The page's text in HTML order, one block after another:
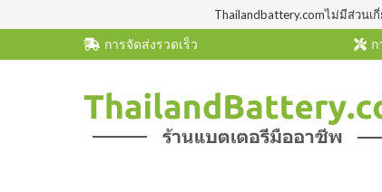
Thailandbattery.comไม่มีส่วน
การจัดส่งรวดเร็ว ก